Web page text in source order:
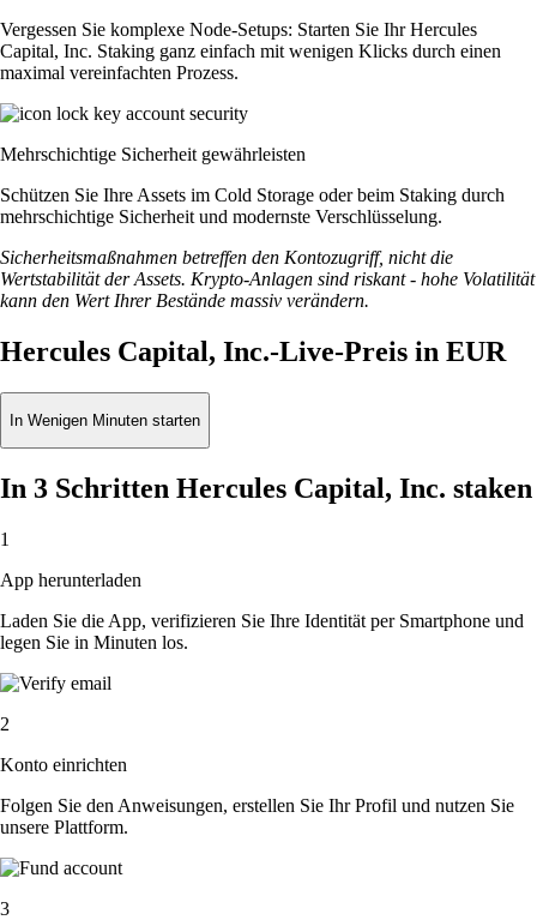
Vergessen Sie komplexe Node-Setups: Starten Sie Ihr Hercules
Capital, Inc. Staking ganz einfach mit wenigen Klicks durch einen
maximal vereinfachten Prozess.
Mehrschichtige Sicherheit gewährleisten
Schützen Sie Ihre Assets im Cold Storage oder beim Staking durch
mehrschichtige Sicherheit und modernste Verschlüsselung.
Sicherheitsmaßnahmen betreffen den Kontozugriff, nicht die
Wertstabilität der Assets. Krypto-Anlagen sind riskant - hohe Volatilität
kann den Wert Ihrer Bestände massiv verändern.
Hercules Capital, Inc.-Live-Preis in EUR
In Wenigen Minuten starten
In 3 Schritten Hercules Capital, Inc. staken
1
App herunterladen
Laden Sie die App, verifizieren Sie Ihre Identität per Smartphone und
legen Sie in Minuten los.
2
Konto einrichten
Folgen Sie den Anweisungen, erstellen Sie Ihr Profil und nutzen Sie
unsere Plattform.
3